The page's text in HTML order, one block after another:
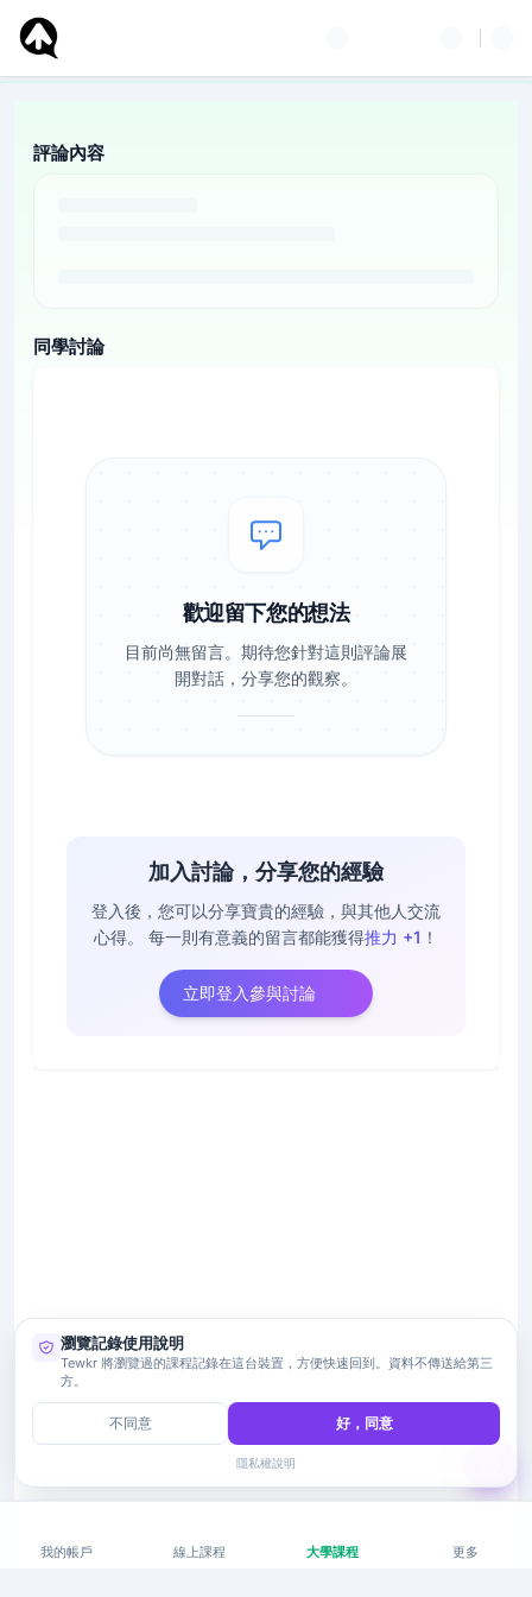
評論內容
同學討論
歡迎留下您的想法
目前尚無留言。期待您針對這則評論展
開對話，分享您的觀察。
加入討論，分享您的經驗
登入後，您可以分享寶貴的經驗，與其他人交流
心得。
每一則有意義的留言都能獲得推力 +1 ！
立即登入參與討論
我的帳戶 線上課程 大學課程 更多
瀏覽記錄使用說明
Tewkr 將瀏覽過的課程記錄在這台裝置，方便快速回到。資料不傳送給第三
方。
不同意 好，同意
隱私權說明